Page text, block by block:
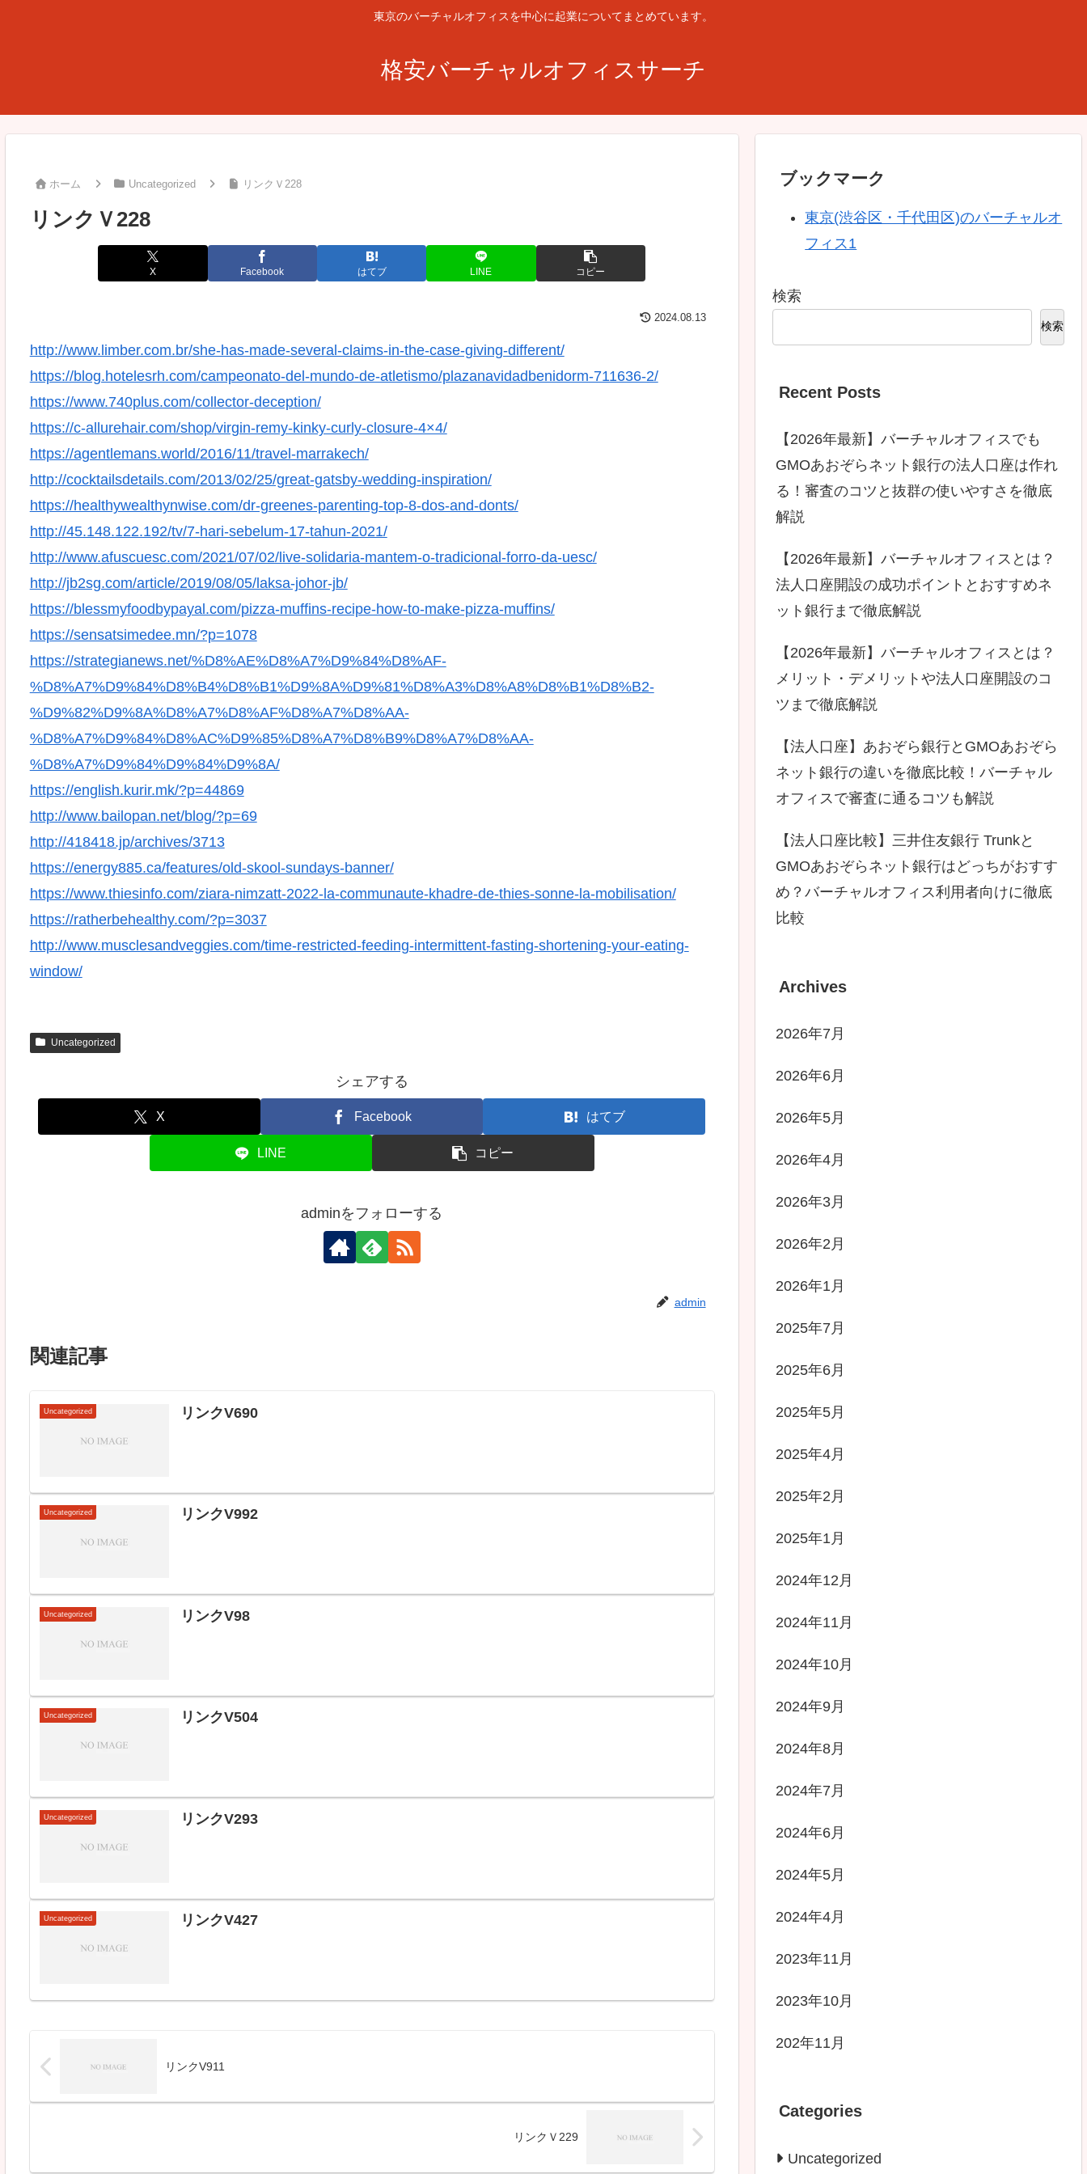
東京のバーチャルオフィスを中心に起業についてまとめています。
格安バーチャルオフィスサーチ
ホーム Uncategorized リンクＶ228
リンクＶ228
X Facebook はてブ LINE コピー
2024.08.13
http://www.limber.com.br/she-has-made-several-claims-in-the-case-giving-different/
https://blog.hotelesrh.com/campeonato-del-mundo-de-atletismo/plazanavidadbenidorm-711636-2/
https://www.740plus.com/collector-deception/
https://c-allurehair.com/shop/virgin-remy-kinky-curly-closure-4×4/
https://agentlemans.world/2016/11/travel-marrakech/
http://cocktailsdetails.com/2013/02/25/great-gatsby-wedding-inspiration/
https://healthywealthynwise.com/dr-greenes-parenting-top-8-dos-and-donts/
http://45.148.122.192/tv/7-hari-sebelum-17-tahun-2021/
http://www.afuscuesc.com/2021/07/02/live-solidaria-mantem-o-tradicional-forro-da-uesc/
http://jb2sg.com/article/2019/08/05/laksa-johor-jb/
https://blessmyfoodbypayal.com/pizza-muffins-recipe-how-to-make-pizza-muffins/
https://sensatsimedee.mn/?p=1078
https://strategianews.net/%D8%AE%D8%A7%D9%84%D8%AF-
%D8%A7%D9%84%D8%B4%D8%B1%D9%8A%D9%81%D8%A3%D8%A8%D8%B1%D8%B2-
%D9%82%D9%8A%D8%A7%D8%AF%D8%A7%D8%AA-
%D8%A7%D9%84%D8%AC%D9%85%D8%A7%D8%B9%D8%A7%D8%AA-
%D8%A7%D9%84%D9%84%D9%8A/
https://english.kurir.mk/?p=44869
http://www.bailopan.net/blog/?p=69
http://418418.jp/archives/3713
https://energy885.ca/features/old-skool-sundays-banner/
https://www.thiesinfo.com/ziara-nimzatt-2022-la-communaute-khadre-de-thies-sonne-la-mobilisation/
https://ratherbehealthy.com/?p=3037
http://www.musclesandveggies.com/time-restricted-feeding-intermittent-fasting-shortening-your-eating-
window/
Uncategorized
シェアする
X Facebook はてブ
LINE コピー
adminをフォローする
admin
関連記事
Uncategorized リンクV690
Uncategorized リンクV992
Uncategorized リンクV98
Uncategorized リンクV504
Uncategorized リンクV293
Uncategorized リンクV427
リンクV911
リンクＶ229
ブックマーク
東京(渋谷区・千代田区)のバーチャルオ
フィス1
検索
検索
Recent Posts
【2026年最新】バーチャルオフィスでも
GMOあおぞらネット銀行の法人口座は作れ
る！審査のコツと抜群の使いやすさを徹底
解説
【2026年最新】バーチャルオフィスとは？
法人口座開設の成功ポイントとおすすめネ
ット銀行まで徹底解説
【2026年最新】バーチャルオフィスとは？
メリット・デメリットや法人口座開設のコ
ツまで徹底解説
【法人口座】あおぞら銀行とGMOあおぞら
ネット銀行の違いを徹底比較！バーチャル
オフィスで審査に通るコツも解説
【法人口座比較】三井住友銀行 Trunkと
GMOあおぞらネット銀行はどっちがおすす
め？バーチャルオフィス利用者向けに徹底
比較
Archives
2026年7月
2026年6月
2026年5月
2026年4月
2026年3月
2026年2月
2026年1月
2025年7月
2025年6月
2025年5月
2025年4月
2025年2月
2025年1月
2024年12月
2024年11月
2024年10月
2024年9月
2024年8月
2024年7月
2024年6月
2024年5月
2024年4月
2023年11月
2023年10月
202年11月
Categories
Uncategorized